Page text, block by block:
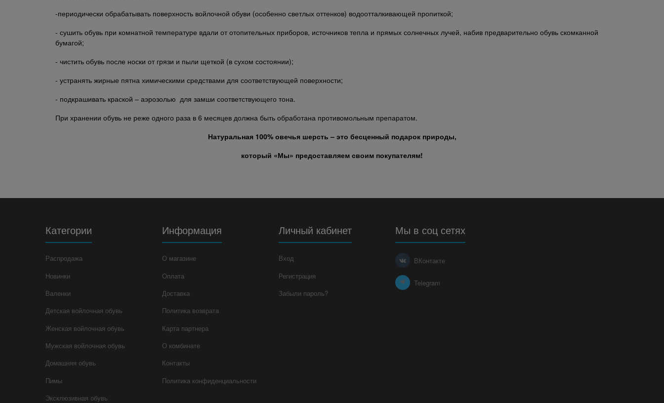
-периодически обрабатывать поверхность войлочной обуви (особенно светлых оттенков) водоотталкивающей пропиткой;
- сушить обувь при комнатной температуре вдали от отопительных приборов, источников тепла и прямых солнечных лучей, набив предварительно обувь скомканной
бумагой;
- чистить обувь после носки от грязи и пыли щеткой (в сухом состоянии);
- устранять жирные пятна химическими средствами для соответствующей поверхности;
- подкрашивать краской – аэрозолью для замши соответствующего тона.
При хранении обувь не реже одного раза в 6 месяцев должна быть обработана противомольным препаратом.
Натуральная 100% овечья шерсть – это бесценный подарок природы,
который «Мы» предоставляем своим покупателям!
Категории
Распродажа
Новинки
Валенки
Детская войлочная обувь
Женская войлочная обувь
Мужская войлочная обувь
Домашняя обувь
Пимы
Эксклюзивная обувь
Информация
О магазине
Оплата
Доставка
Политика возврата
Карта партнера
О комбинате
Контакты
Политика конфиденциальности
Личный кабинет
Вход
Регистрация
Забыли пароль?
Мы в соц сетях
ВКонтакте
Telegram